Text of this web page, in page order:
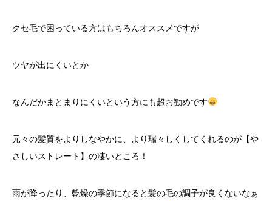
クセ毛で困っている方はもちろんオススメですが
ツヤが出にくいとか
なんだかまとまりにくいという方にも超お勧めです
元々の髪質をよりしなやかに、より瑞々しくしてくれるのが【や
さしいストレート】の凄いところ！
雨が降ったり、乾燥の季節になると髪の毛の調子が良くないなぁ